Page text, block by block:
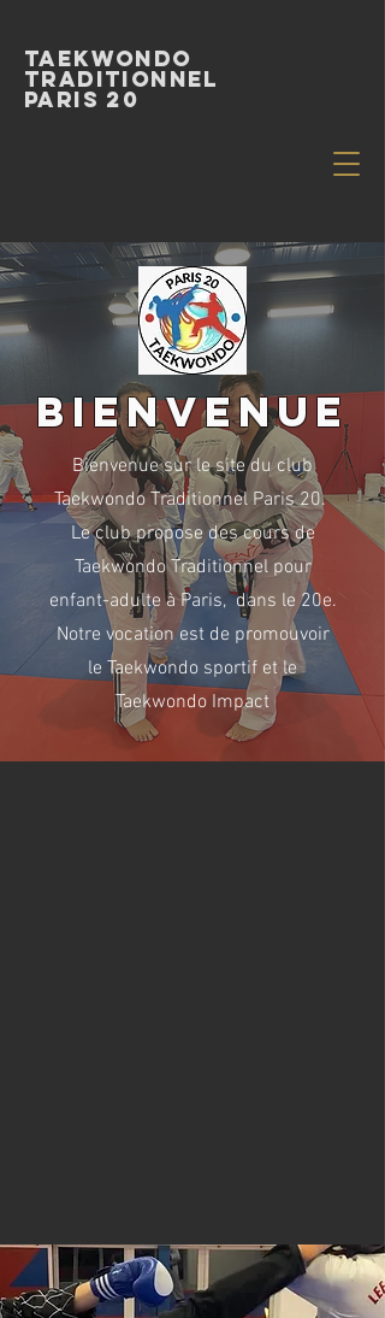
Taekwondo
Traditionnel
paris 20
bienvenue
Bienvenue sur le site du club
Taekwondo Traditionnel Paris 20.
Le club propose des cours de
Taekwondo Traditionnel pour
enfant-adulte à Paris, dans le 20e.
Notre vocation est de promouvoir
le Taekwondo sportif et le
Taekwondo Impact